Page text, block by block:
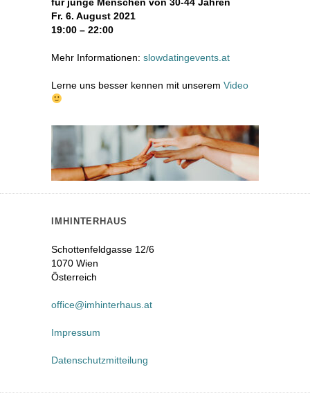
Fr. 6. August 2021
19:00 – 22:00
Mehr Informationen: slowdatingevents.at
Lerne uns besser kennen mit unserem Video
IMHINTERHAUS
Schottenfeldgasse 12/6
1070 Wien
Österreich
office@imhinterhaus.at
Impressum
Datenschutzmitteilung